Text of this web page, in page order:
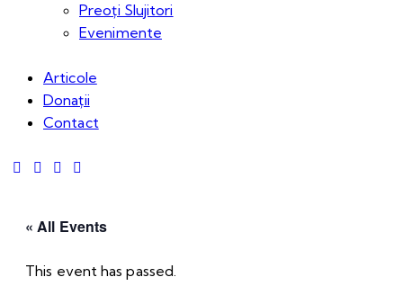
Preoți Slujitori
Evenimente
Articole
Donații
Contact
« All Events
This event has passed.